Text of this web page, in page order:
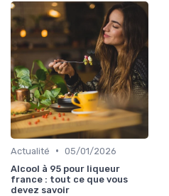
Actualité • 05/01/2026
Alcool à 95 pour liqueur
france : tout ce que vous
devez savoir